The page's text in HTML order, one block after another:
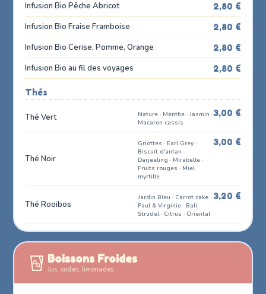
Infusion Bio Pêche Abricot 2,80 €
Infusion Bio Fraise Framboise 2,80 €
Infusion Bio Cerise, Pomme, Orange 2,80 €
Infusion Bio au fil des voyages 2,80 €
Thés
Thé Vert
Nature · Menthe · Jasmin ·
Macaron cassis
3,00 €
Thé Noir
Griottes · Earl Grey ·
Biscuit d'antan ·
Darjeeling · Mirabelle ·
Fruits rouges · Miel
myrtille
3,00 €
Thé Rooibos
Jardin Bleu · Carrot cake ·
Paul & Virginie · Bali ·
Strudel · Citrus · Oriental
3,20 €
Boissons Froides
Jus, sodas, limonades…